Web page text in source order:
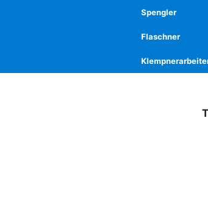
Spengler
Flaschner